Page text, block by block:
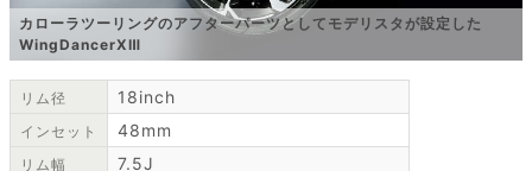
カローラツーリングのアフターパーツとしてモデリスタが設定した
WingDancerXⅢ
リム径 18inch
インセット 48mm
リム幅 7.5J